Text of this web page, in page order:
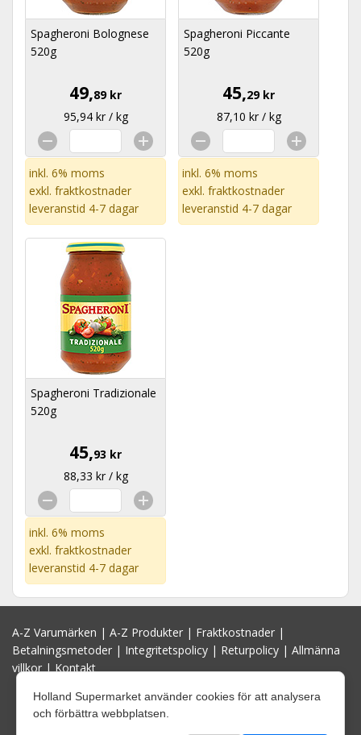
Spagheroni Bolognese
520g
49,89 kr
95,94 kr / kg
inkl. 6% moms
exkl. fraktkostnader
leveranstid 4-7 dagar
Spagheroni Piccante
520g
45,29 kr
87,10 kr / kg
inkl. 6% moms
exkl. fraktkostnader
leveranstid 4-7 dagar
Spagheroni Tradizionale
520g
45,93 kr
88,33 kr / kg
inkl. 6% moms
exkl. fraktkostnader
leveranstid 4-7 dagar
A-Z Varumärken | A-Z Produkter | Fraktkostnader |
Betalningsmetoder | Integritetspolicy | Returpolicy | Allmänna
villkor|Kontakt
Holland Supermarket använder cookies för att analysera
och förbättra webbplatsen.